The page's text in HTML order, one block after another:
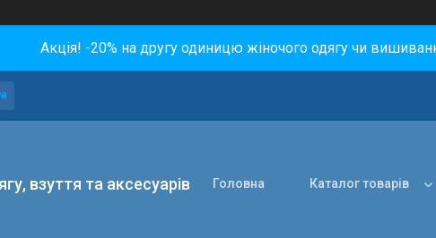
Акція! -20% на другу одиницю жіночого одягу чи
взуття та аксесуарів Головна Каталог товарів